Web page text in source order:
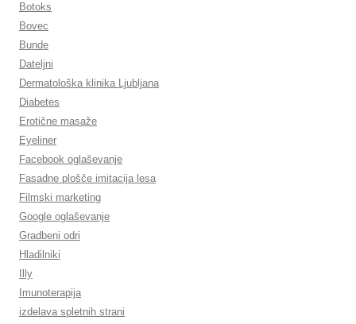
Botoks
Bovec
Bunde
Dateljni
Dermatološka klinika Ljubljana
Diabetes
Erotične masaže
Eyeliner
Facebook oglaševanje
Fasadne plošče imitacija lesa
Filmski marketing
Google oglaševanje
Gradbeni odri
Hladilniki
Illy
Imunoterapija
izdelava spletnih strani